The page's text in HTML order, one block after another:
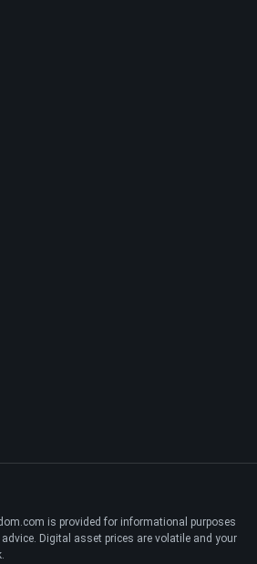
is provided for informational purposes
Digital asset prices are volatile and your